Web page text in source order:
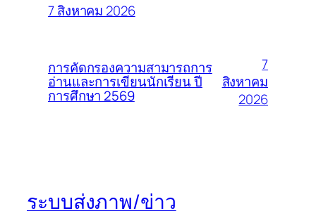
7 สิงหาคม 2026
การคัดกรองความสามารถการ
อ่านและการเขียนนักเรียน ปี
การศึกษา 2569
7
สิงหาคม
2026
ระบบส่งภาพ/ข่าว